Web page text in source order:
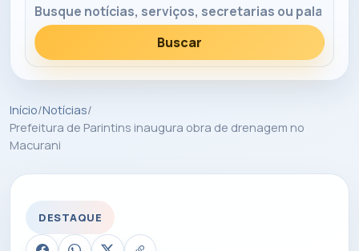
Buscar
Início/Notícias/
Prefeitura de Parintins inaugura obra de drenagem no
Macurani
DESTAQUE